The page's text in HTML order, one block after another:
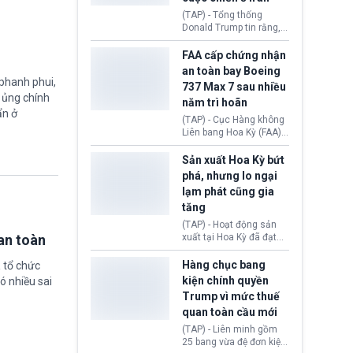
phui,
chính
ở
toàn
tổ chức
nhiều sai
5 năm.
(TAP) - Tổng thống
Donald Trump tin rằng, 2
tập đoàn dầu khí
ExxonMobil và Chevron
đã thu về lợi nhuận quá
lớn nhờ giá dầu tăng
mạnh suốt thời gian Hoa
Kỳ xảy ra xung đột ở
Iran. Trên cơ sở đó, lãnh
đạo Nhà Trắng kêu gọi
các doanh nghiệp cần
giảm giá bán cho người
tiêu dùng.
FAA cấp chứng nhận
an toàn bay Boeing
737 Max 7 sau nhiều
năm trì hoãn
(TAP) - Cục Hàng không
Liên bang Hoa Kỳ (FAA)
vừa chính thức cấp
chứng nhận an toàn bay
cho Boeing 737 Max 7,
mẫu máy bay nhỏ nhất
trong dòng 737 Max
thuộc Boeing
Commercial Airplanes
(Boeing). Động thái này
chính thức khép lại gần
một thập kỷ trì hoãn chờ
các cuộc đánh giá
nghiêm ngặt.
Sản xuất Hoa Kỳ bứt
phá, nhưng lo ngại
lạm phát cũng gia
tăng
(TAP) - Hoạt động sản
xuất tại Hoa Kỳ đã đạt
tốc độ nhanh nhất trong
hơn 4 năm qua, cho
thấy nền kinh tế đang
phục hồi tích cực, bất
chấp tác động từ thuế
quan. Tuy nhiên, không
ít doanh nghiệp vẫn cảm
thấy áp lực lạm phát, bất
ổn địa chính trị hiện còn
Hàng chục bang
kiện chính quyền
Trump vì mức thuế
quan toàn cầu mới
(TAP) - Liên minh gồm
25 bang vừa đệ đơn kiện